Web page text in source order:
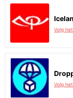
Volg
Volg